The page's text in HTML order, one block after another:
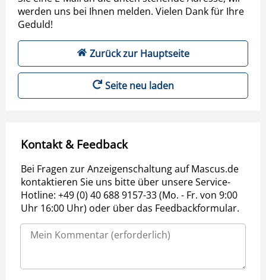
werden uns bei Ihnen melden. Vielen Dank für Ihre
Geduld!
Zurück zur Hauptseite
Seite neu laden
Kontakt & Feedback
Bei Fragen zur Anzeigenschaltung auf Mascus.de
kontaktieren Sie uns bitte über unsere Service-
Hotline: +49 (0) 40 688 9157-33 (Mo. - Fr. von 9:00
Uhr 16:00 Uhr) oder über das Feedbackformular.